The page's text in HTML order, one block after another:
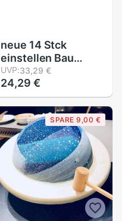
neue 14 Stck
einstellen Bau
Werkzeug
einstellen für
freundlicher Art
Karriere Ausbildung
Aktivität Requisiten
UVP:33,29 €
24,29 €
SPARE 9,00 €